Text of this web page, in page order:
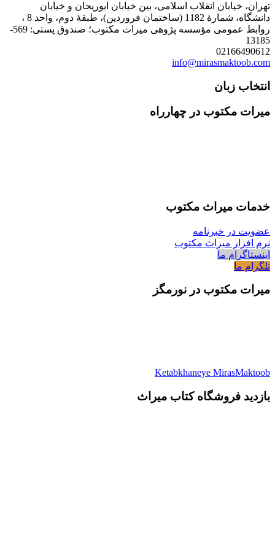
تهران، خیابان انقلاب اسلامی، بین خیابان ابوریحان و خیابان
دانشگاه، شمارۀ 1182 (ساختمان فروردین)، طبقۀ دوم، واحد 8 ،
روابط عمومی مؤسسه پژوهی میراث مکتوب؛ صندوق پستی: 569-
13185
02166490612
info@mirasmaktoob.com
انتخاب زبان
میرات مکتوب در چهارراه
خدمات میراث مکتوب
عضویت در خبرنامه
نرم افزار میراث مکتوب
اینستاگرام ما
تلگرام ما
میرات مکتوب در نورمگز
Ketabkhaneye MirasMaktoob
بازدید فروشگاه کتاب میراث